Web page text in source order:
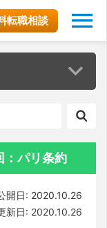
転職相談
：パリ条約
開日: 2020.10.26
新日: 2020.10.26